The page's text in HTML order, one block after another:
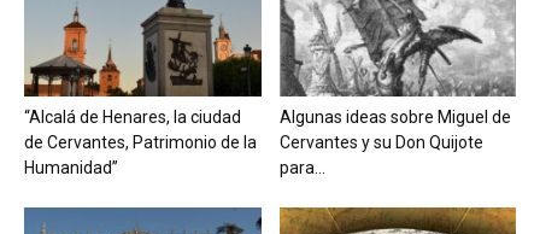
“Alcalá de Henares, la ciudad
de Cervantes, Patrimonio de la
Humanidad”
Algunas ideas sobre Miguel de
Cervantes y su Don Quijote
para...